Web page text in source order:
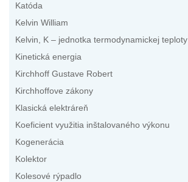
Katóda
Kelvin William
Kelvin, K – jednotka termodynamickej teploty
Kinetická energia
Kirchhoff Gustave Robert
Kirchhoffove zákony
Klasická elektráreň
Koeficient využitia inštalovaného výkonu
Kogenerácia
Kolektor
Kolesové rýpadlo